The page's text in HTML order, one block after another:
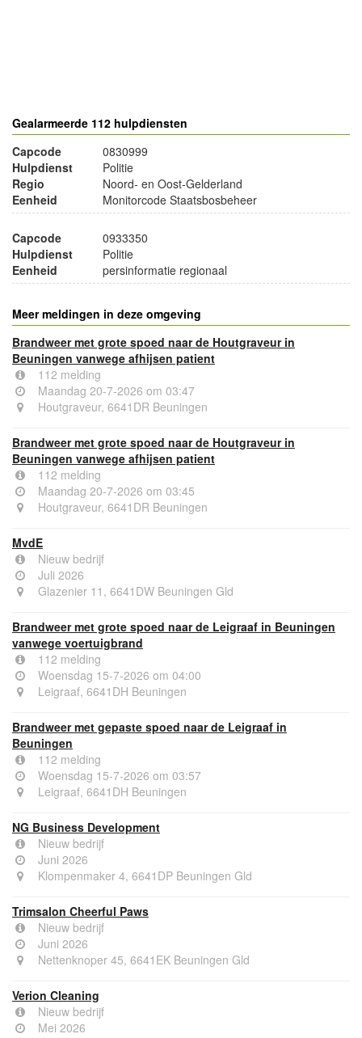
Gealarmeerde 112 hulpdiensten
Capcode
0830999
Hulpdienst
Politie
Regio
Noord- en Oost-Gelderland
Eenheid
Monitorcode Staatsbosbeheer
Capcode
0933350
Hulpdienst
Politie
Eenheid
persinformatie regionaal
Meer meldingen in deze omgeving
Brandweer met grote spoed naar de Houtgraveur in
Beuningen vanwege afhijsen patient
112 melding
Maandag 20-7-2026 om 03:47
Houtgraveur, 6641DR Beuningen
Brandweer met grote spoed naar de Houtgraveur in
Beuningen vanwege afhijsen patient
112 melding
Maandag 20-7-2026 om 03:45
Houtgraveur, 6641DR Beuningen
MvdE
Nieuw bedrijf
Juli 2026
Glazenier 11, 6641DW Beuningen Gld
Brandweer met grote spoed naar de Leigraaf in Beuningen
vanwege voertuigbrand
112 melding
Woensdag 15-7-2026 om 04:00
Leigraaf, 6641DH Beuningen
Brandweer met gepaste spoed naar de Leigraaf in
Beuningen
112 melding
Woensdag 15-7-2026 om 03:57
Leigraaf, 6641DH Beuningen
NG Business Development
Nieuw bedrijf
Juni 2026
Klompenmaker 4, 6641DP Beuningen Gld
Trimsalon Cheerful Paws
Nieuw bedrijf
Juni 2026
Nettenknoper 45, 6641EK Beuningen Gld
Verion Cleaning
Nieuw bedrijf
Mei 2026